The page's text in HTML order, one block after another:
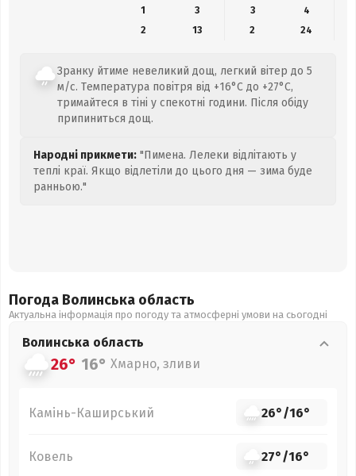
1
3 3
4
2
13 2 24
Зранку йтиме невеликий дощ, легкий вітер до 5
м/с. Температура повітря від +16°C до +27°C,
тримайтеся в тіні у спекотні години. Після обіду
припиниться дощ.
Народні прикмети: "Пимена. Лелеки відлітають у
теплі краї. Якщо відлетіли до цього дня — зима буде
ранньою."
Погода Волинська область
Актуальна інформація про погоду та атмосферні умови на сьогодні
Волинська область
26° 16° Хмарно, зливи
Камінь-Каширський 26°/16°
Ковель 27°/16°